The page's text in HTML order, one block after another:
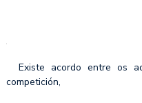
Existe acordo entre os
competición,